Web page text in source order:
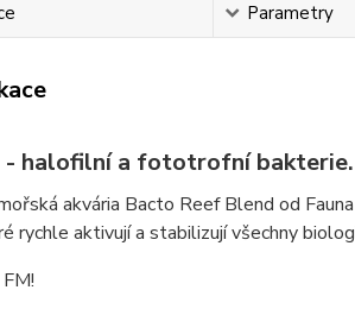
Parametry
- halofilní a fototrofní bakterie.
akvária Bacto Reef Blend od
rychle aktivují a stabilizují všechny